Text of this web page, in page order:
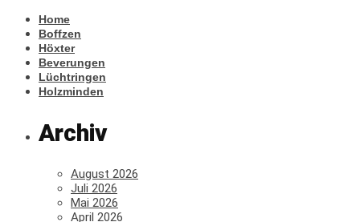
Home
Boffzen
Höxter
Beverungen
Lüchtringen
Holzminden
Archiv
August 2026
Juli 2026
Mai 2026
April 2026